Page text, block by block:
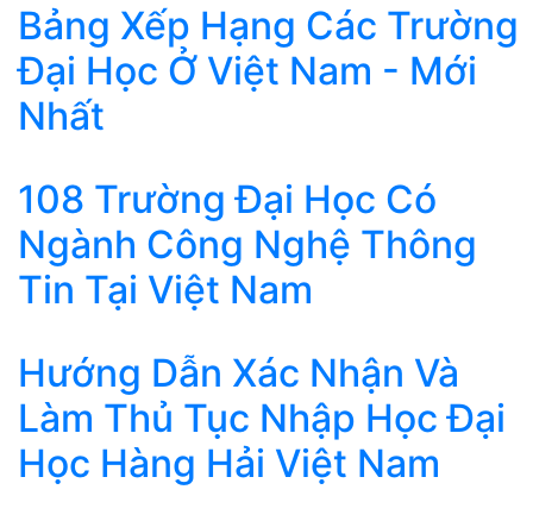
Bảng Xếp Hạng Các Trường
Đại Học Ở Việt Nam - Mới
Nhất
108 Trường Đại Học Có
Ngành Công Nghệ Thông
Tin Tại Việt Nam
Hướng Dẫn Xác Nhận Và
Làm Thủ Tục Nhập Học Đại
Học Hàng Hải Việt Nam